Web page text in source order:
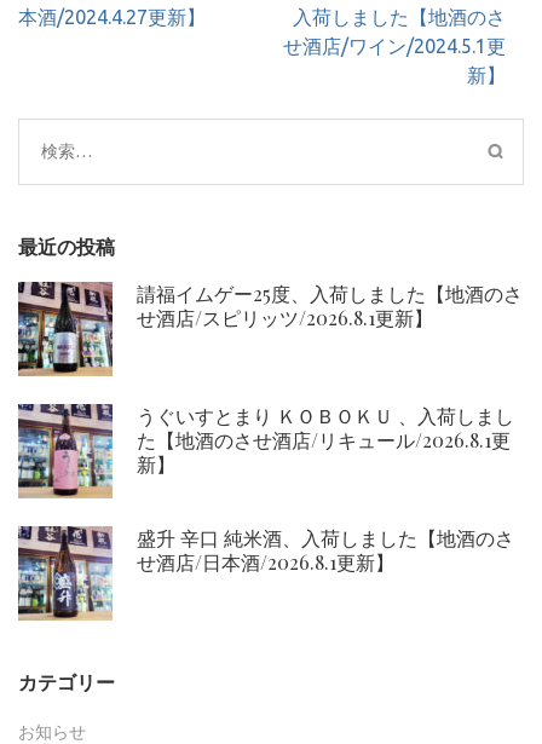
ビ
ン
本酒/2024.4.27更新】
入荷しました【地酒のさ
せ酒店/ワイン/2024.5.1更
新】
検
索:
最近の投稿
請福イムゲー25度、入荷しました【地酒のさ
せ酒店/スピリッツ/2026.8.1更新】
うぐいすとまり ＫＯＢＯＫＵ 、入荷しまし
た【地酒のさせ酒店/リキュール/2026.8.1更
新】
盛升 辛口 純米酒、入荷しました【地酒のさ
せ酒店/日本酒/2026.8.1更新】
カテゴリー
お知らせ